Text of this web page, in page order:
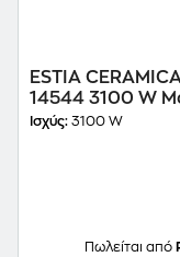
ESTIA CERAMICA 06-
14544 3100 W
Σίδερο Ατμού
Ισχύς: 3100 W
Πωλείται από